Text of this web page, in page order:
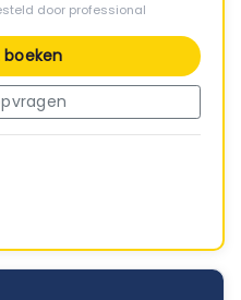
door professional